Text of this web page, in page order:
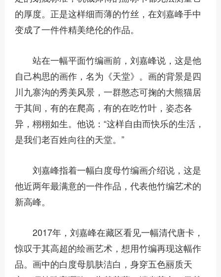
的厚度。正是这样细而薄的竹丝，在刘嘉峰手中
变成了一件件精美绝伦的作品。
站在一幅平面竹编画前，刘嘉峰说，这是他
自己构思的画作，名为《天堂》。画的背景是四
川九寨沟的秀美风景，一群憨态可掬的大熊猫居
于其间，有的在爬高，有的在吃竹叶，姿态各
异，栩栩如生。他说：“这样自由而快乐的生活，
是我们老百姓向往的天堂。”
刘嘉峰指着一幅白度母竹编画介绍说，这是
他近两年最满意的一件作品，代表他竹编艺术的
新高峰。
2017年，刘嘉峰在藏区看见一幅清代唐卡，
惊叹于其高超的绘画艺术，想用竹编再现这幅作
品。画中的白度母肌肤洁白，身穿五色丽质天